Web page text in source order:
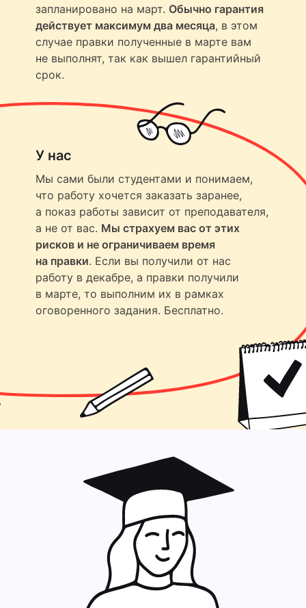
запланировано на март. Обычно гарантия
действует максимум два месяца, в этом
случае правки полученные в марте вам
не выполнят, так как вышел гарантийный
срок.
У нас
Мы сами были студентами и понимаем,
что работу хочется заказать заранее,
а показ работы зависит от преподавателя,
а не от вас. Мы страхуем вас от этих
рисков и не ограничиваем время
на правки. Если вы получили от нас
работу в декабре, а правки получили
в марте, то выполним их в рамках
оговоренного задания. Бесплатно.